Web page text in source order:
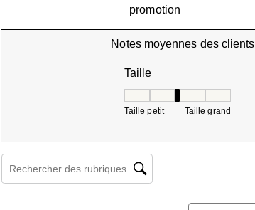
promotion
Notes moyennes des clients
Taille
Taille petit Taille grand
Zone de recherche de sujet et d'avis